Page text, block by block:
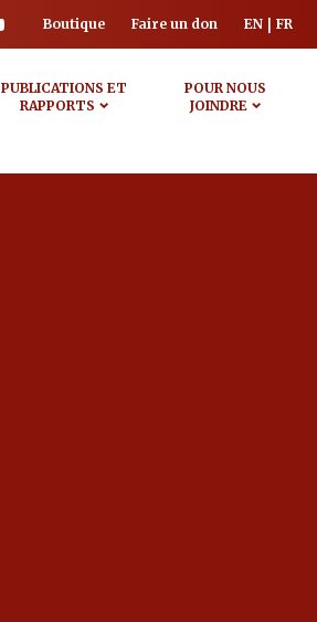
Boutique Faire un don EN FR
PUBLICATIONS ET
RAPPORTS
POUR NOUS
JOINDRE